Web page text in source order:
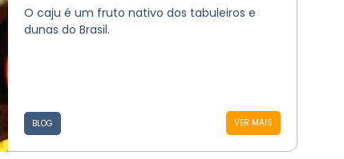
O caju é um fruto nativo dos tabuleiros e
dunas do Brasil.
VER MAIS
BLOG